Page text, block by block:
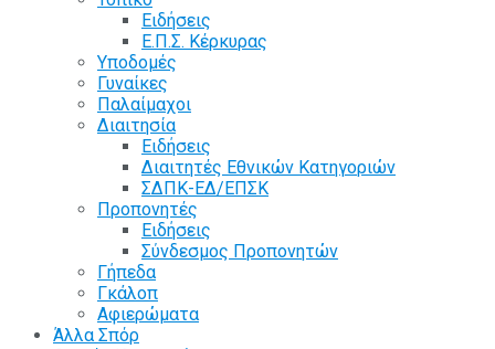
Ειδήσεις
Ε.Π.Σ. Κέρκυρας
Υποδομές
Γυναίκες
Παλαίμαχοι
Διαιτησία
Ειδήσεις
Διαιτητές Εθνικών Κατηγοριών
ΣΔΠΚ-ΕΔ/ΕΠΣΚ
Προπονητές
Ειδήσεις
Σύνδεσμος Προπονητών
Γήπεδα
Γκάλοπ
Αφιερώματα
Άλλα Σπόρ